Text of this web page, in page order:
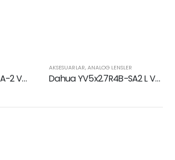
Dahua YV 2.7×2.9 LR4A-2 Vari Focal Manuel İris Lens ( 2.9-8 mm )
AKSESUARLAR,ANALOG LENSLER
Dahua YV5x2.7R4B-SA2 L Vari Focal DC Auto Iris Lens ( 2.7-13.5 mm )